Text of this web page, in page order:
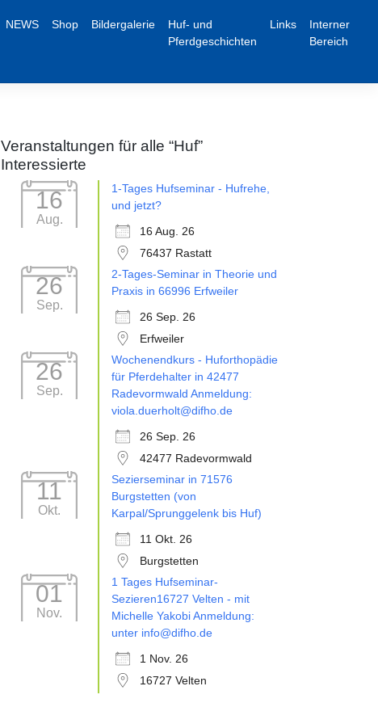
NEWS Shop Bildergalerie
Huf- und
Pferdgeschichten
Links
Interner
Bereich
Veranstaltungen für alle “Huf”
Interessierte
16
Aug.
1-Tages Hufseminar - Hufrehe,
und jetzt?
16 Aug. 26
76437 Rastatt
26
Sep.
2-Tages-Seminar in Theorie und
Praxis in 66996 Erfweiler
26 Sep. 26
Erfweiler
26
Sep.
Wochenendkurs - Huforthopädie
für Pferdehalter in 42477
Radevormwald Anmeldung:
viola.duerholt@difho.de
26 Sep. 26
42477 Radevormwald
11
Okt.
Sezierseminar in 71576
Burgstetten (von
Karpal/Sprunggelenk bis Huf)
11 Okt. 26
Burgstetten
01
Nov.
1 Tages Hufseminar-
Sezieren16727 Velten - mit
Michelle Yakobi Anmeldung:
unter info@difho.de
1 Nov. 26
16727 Velten